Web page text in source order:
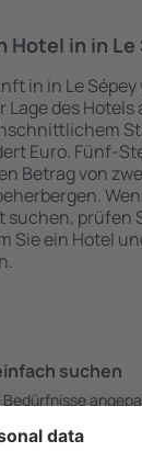
in in Le
in in Le
des Hotels
Euro. Fünf-
Betrag von
prüfen
Sie ein Hotel
suchen